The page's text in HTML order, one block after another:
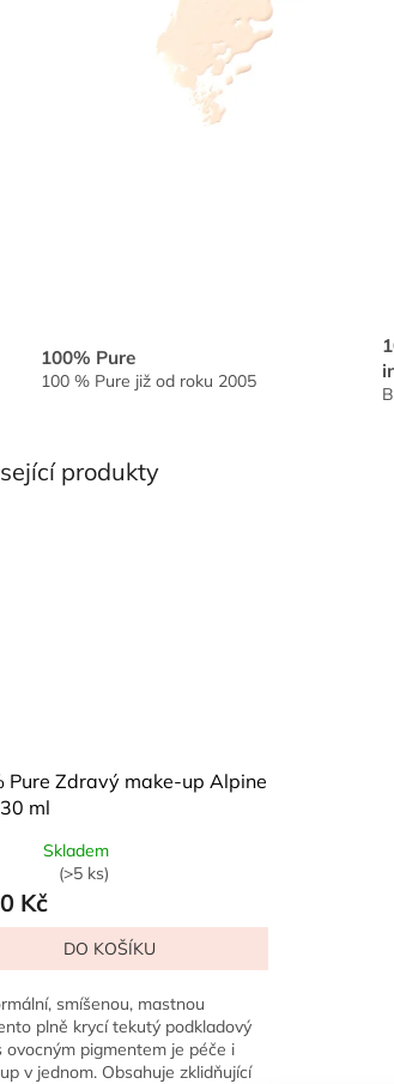
100% Pure
100 % Pure již od roku 2005
produkty
Pure Zdravý make-up Alpine
ml
Skladem
(>5 ks)
Kč
DO KOŠÍKU
smíšenou, mastnou
plně krycí tekutý podkladový
ovocným pigmentem je péče i
v jednom. Obsahuje zklidňující